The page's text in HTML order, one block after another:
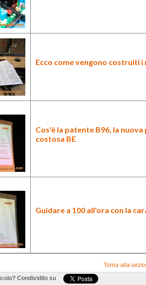
Ecco come vengono costruiti i
Cos'è la patente B96, la
costosa BE
Guidare a 100 all'ora con la
Torna alla
Condividilo su